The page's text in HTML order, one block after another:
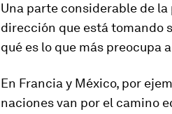
Una parte considerable de
dirección que está tomando
qué es lo que más preocupa
En Francia y México, por
naciones van por el camino